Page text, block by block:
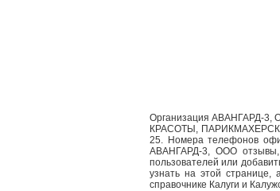
Организация АВАНГАРД-3,
КРАСОТЫ,
25. Номера телефонов
АВАНГАРД-3, ООО отзывы,
пользователей или
узнать на этой
справочнике Калуги и